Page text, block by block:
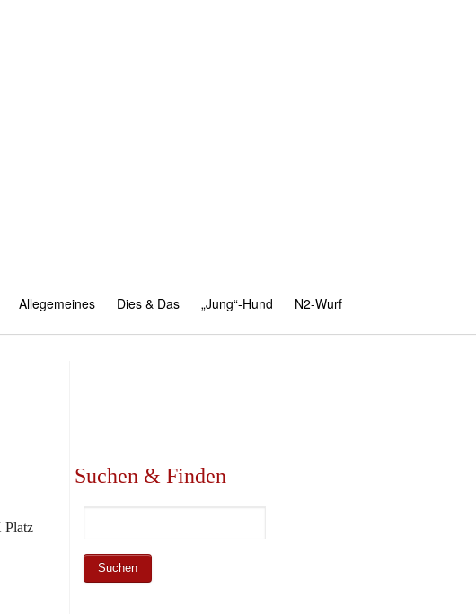
Allegemeines Dies & Das „Jung“-Hund N2-Wurf
Platz
Suchen & Finden